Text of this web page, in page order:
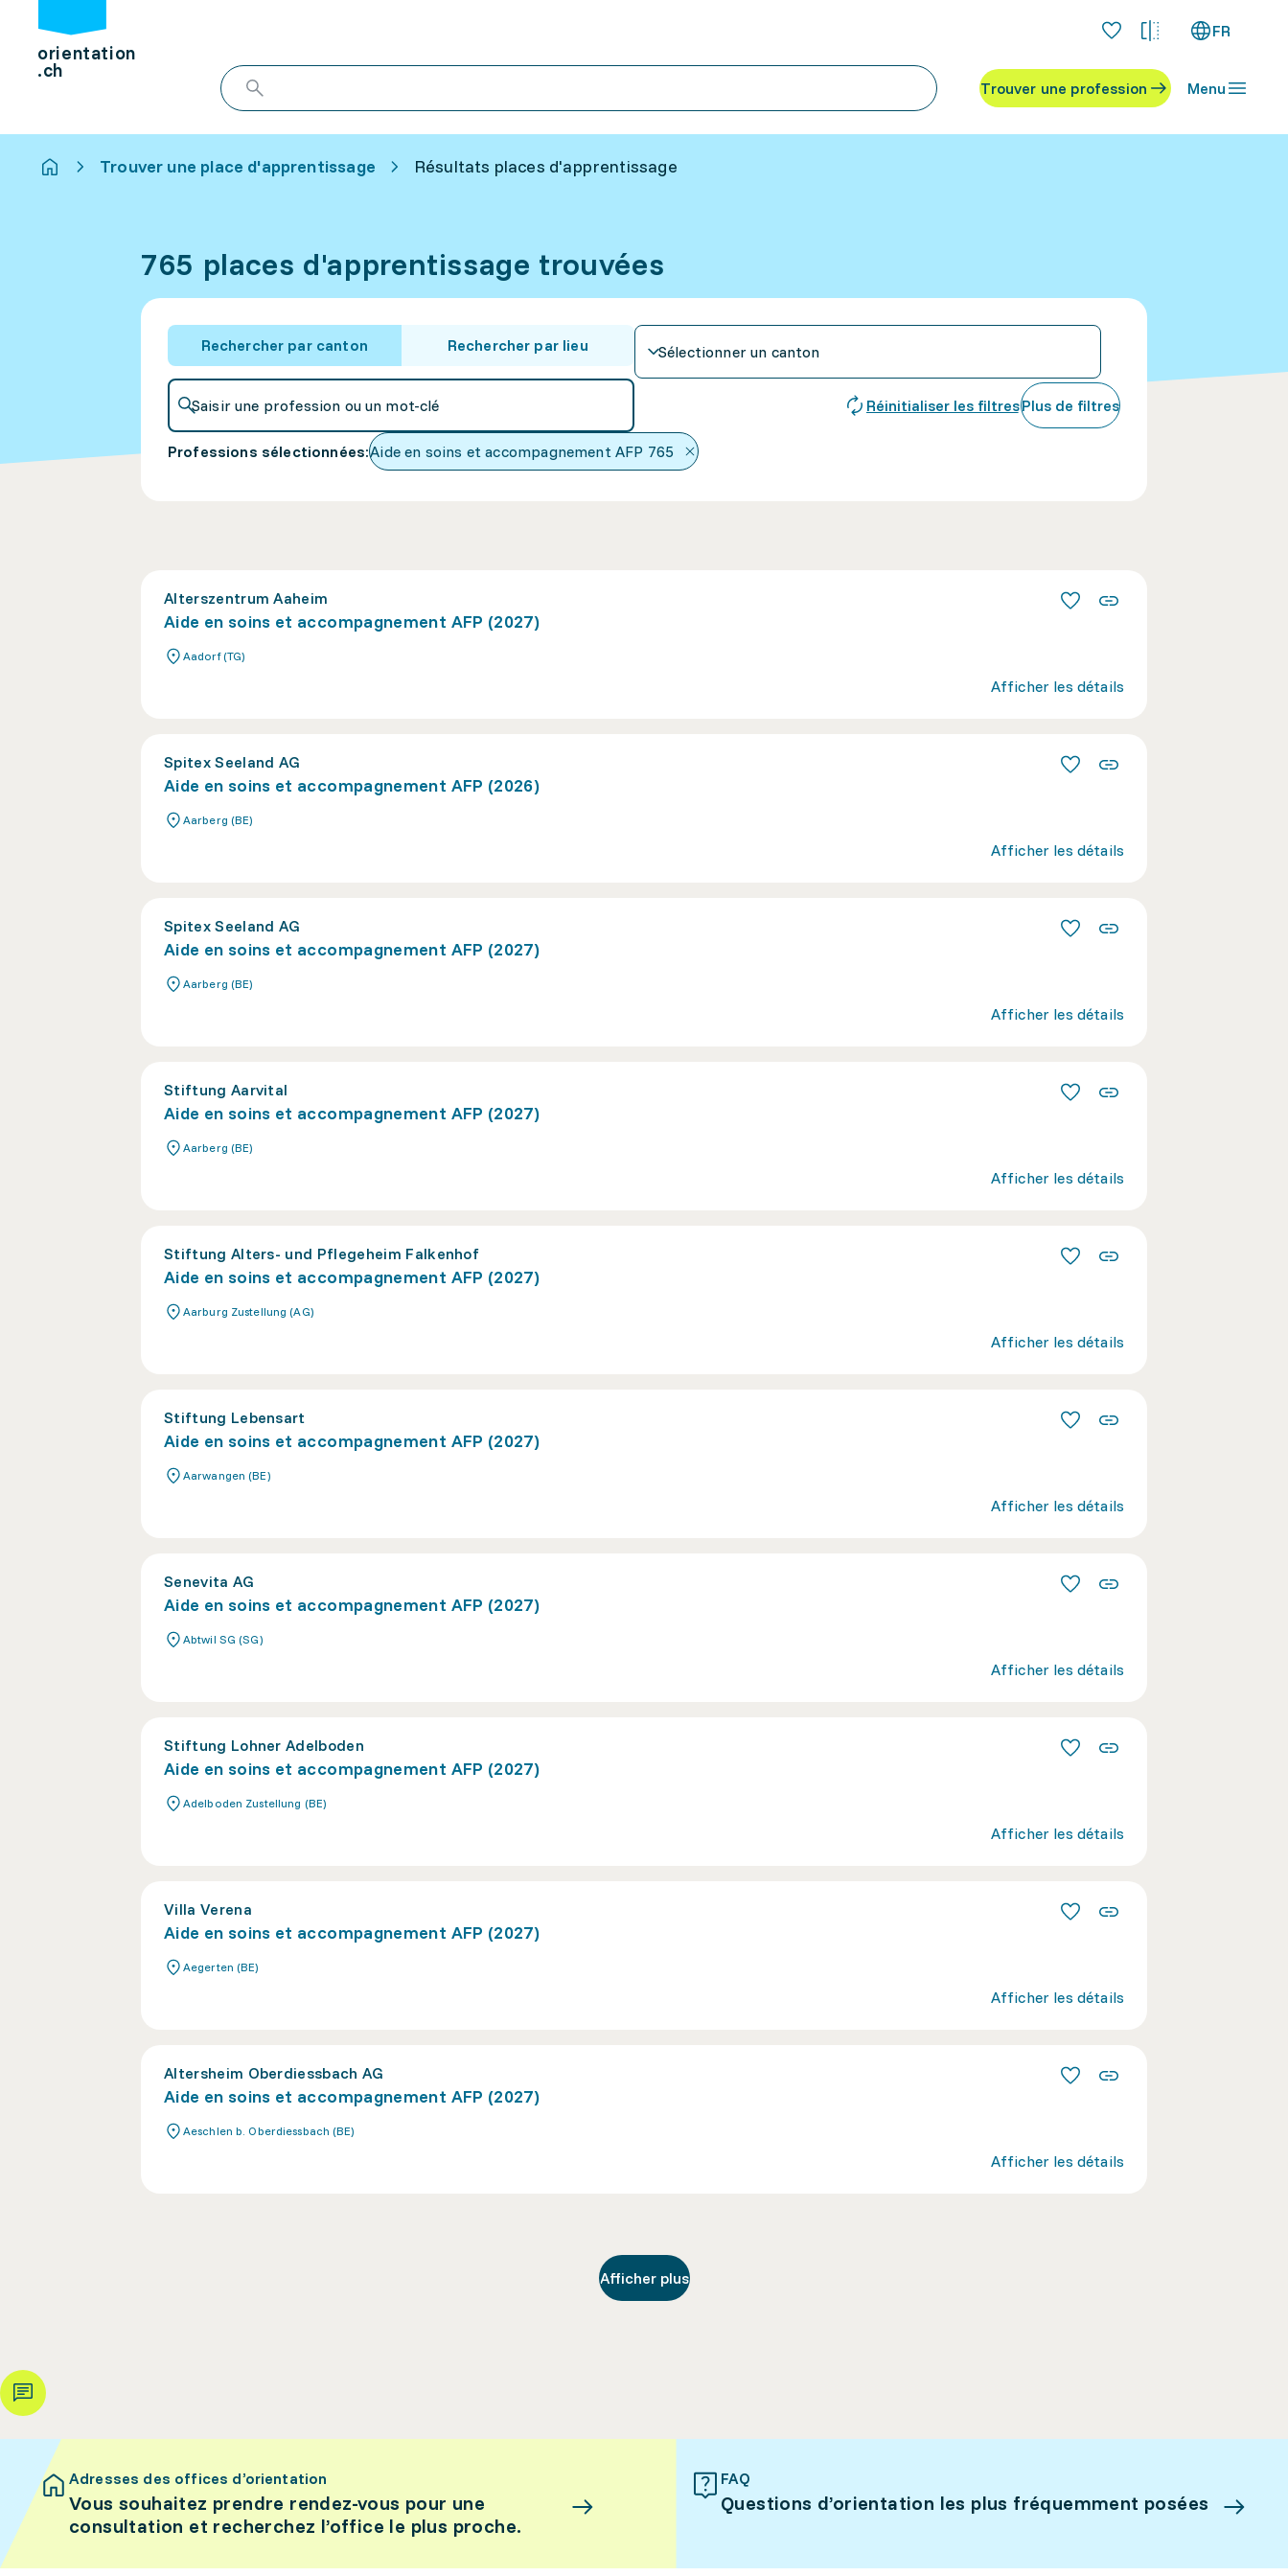
orientation
.ch
FR
Trouver une profession Menu
Trouver une place d'apprentissage Résultats places d'apprentissage
765 places d'apprentissage trouvées
Rechercher par canton Rechercher par lieu Sélectionner un canton
Saisir une profession ou un mot-clé Réinitialiser les filtresPlus de filtres
Professions sélectionnées:Aide en soins et accompagnement AFP 765
Alterszentrum Aaheim
Aide en soins et accompagnement AFP (2027)
Aadorf (TG)
Afficher les détails
Spitex Seeland AG
Aide en soins et accompagnement AFP (2026)
Aarberg (BE)
Afficher les détails
Spitex Seeland AG
Aide en soins et accompagnement AFP (2027)
Aarberg (BE)
Afficher les détails
Stiftung Aarvital
Aide en soins et accompagnement AFP (2027)
Aarberg (BE)
Afficher les détails
Stiftung Alters- und Pflegeheim Falkenhof
Aide en soins et accompagnement AFP (2027)
Aarburg Zustellung (AG)
Afficher les détails
Stiftung Lebensart
Aide en soins et accompagnement AFP (2027)
Aarwangen (BE)
Afficher les détails
Senevita AG
Aide en soins et accompagnement AFP (2027)
Abtwil SG (SG)
Afficher les détails
Stiftung Lohner Adelboden
Aide en soins et accompagnement AFP (2027)
Adelboden Zustellung (BE)
Afficher les détails
Villa Verena
Aide en soins et accompagnement AFP (2027)
Aegerten (BE)
Afficher les détails
Altersheim Oberdiessbach AG
Aide en soins et accompagnement AFP (2027)
Aeschlen b. Oberdiessbach (BE)
Afficher les détails
Afficher plus
Adresses des offices d’orientation
Vous souhaitez prendre rendez-vous pour une
consultation et recherchez l’office le plus proche.
FAQ
Questions d’orientation les plus fréquemment posées